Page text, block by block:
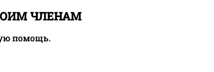
ЧЛЕНАМ
помощь.